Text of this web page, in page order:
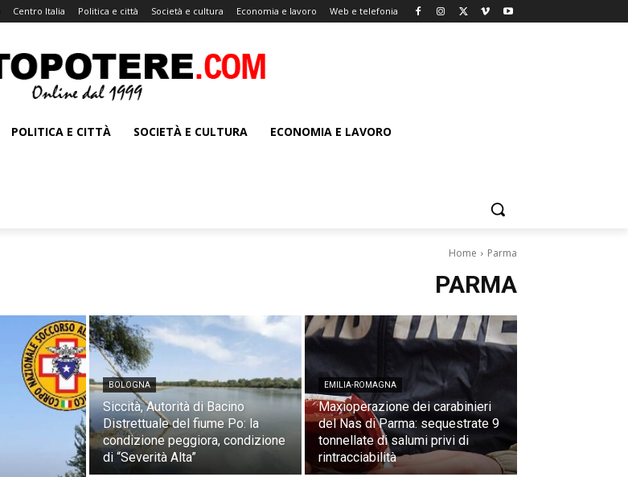
Centro Italia Politica e città Società e cultura Economia e lavoro Web e telefonia
POLITICA E CITTÀ SOCIETÀ E CULTURA ECONOMIA E LAVORO
Home Parma
PARMA
BOLOGNA
Siccità, Autorità di Bacino
Distrettuale del fiume Po: la
condizione peggiora, condizione
di “Severità Alta”
EMILIA-ROMAGNA
Maxioperazione dei carabinieri
del Nas di Parma: sequestrate 9
tonnellate di salumi privi di
rintracciabilità